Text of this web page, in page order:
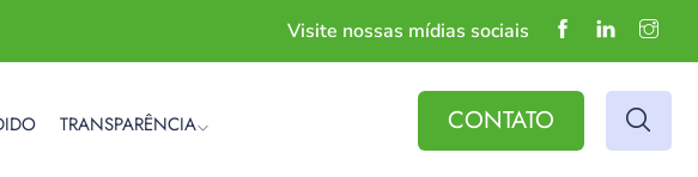
Visite nossas mídias sociais
TRANSPARÊNCIA CONTATO